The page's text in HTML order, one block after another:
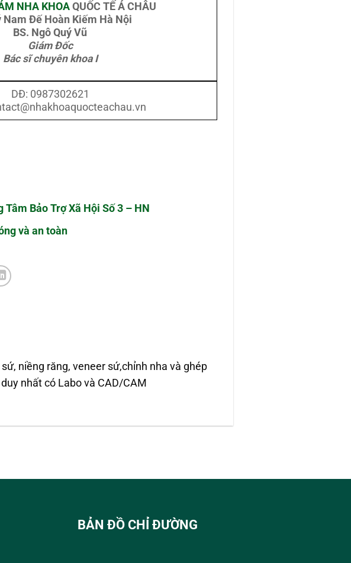
NHA KHOAQUỐC TẾ Á CHÂU
Nam Đế Hoàn Kiếm Hà Nội
BS. Ngô Quý Vũ
Giám Đốc
Bác sĩ chuyên khoa I
DĐ: 0987302621
Bảo Trợ Xã Hội Số 3 – HN
và an toàn
niềng răng, veneer sứ,chỉnh nha và ghép
nhất có Labo và CAD/CAM
BẢN ĐỒ CHỈ ĐƯỜNG